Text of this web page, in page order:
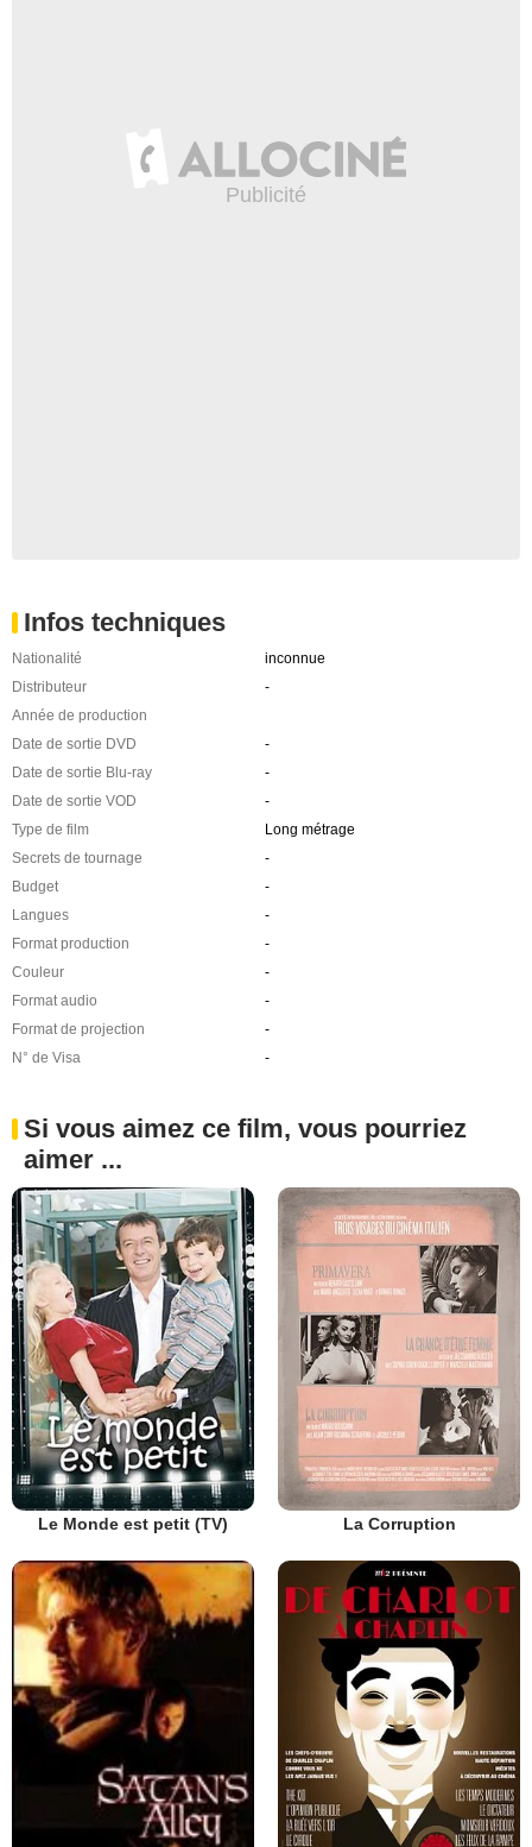
Infos techniques
Nationalité
inconnue
Distributeur
-
Année de production
Date de sortie DVD
-
Date de sortie Blu-ray
-
Date de sortie VOD
-
Type de film
Long métrage
Secrets de tournage
-
Budget
-
Langues
-
Format production
-
Couleur
-
Format audio
-
Format de projection
-
N° de Visa
-
Si vous aimez ce film, vous pourriez
aimer ...
Le Monde est petit (TV) La Corruption